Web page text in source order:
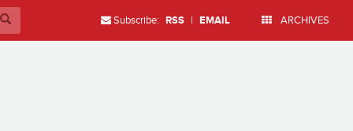
Subscribe: RSS | EMAIL ARCHIVES